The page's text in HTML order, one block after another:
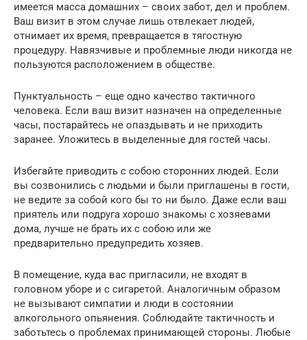
имеется масса домашних – своих забот, дел и проблем.
Ваш визит в этом случае лишь отвлекает людей,
отнимает их время, превращается в тягостную
процедуру. Навязчивые и проблемные люди никогда не
пользуются расположением в обществе.
Пунктуальность – еще одно качество тактичного
человека. Если ваш визит назначен на определенные
часы, постарайтесь не опаздывать и не приходить
заранее. Уложитесь в выделенные для гостей часы.
Избегайте приводить с собою сторонних людей. Если
вы созвонились с людьми и были приглашены в гости,
не ведите за собой кого бы то ни было. Даже если ваш
приятель или подруга хорошо знакомы с хозяевами
дома, лучше не брать их с собою или же
предварительно предупредить хозяев.
В помещение, куда вас пригласили, не входят в
головном уборе и с сигаретой. Аналогичным образом
не вызывают симпатии и люди в состоянии
алкогольного опьянения. Соблюдайте тактичность и
заботьтесь о проблемах принимающей стороны. Любые